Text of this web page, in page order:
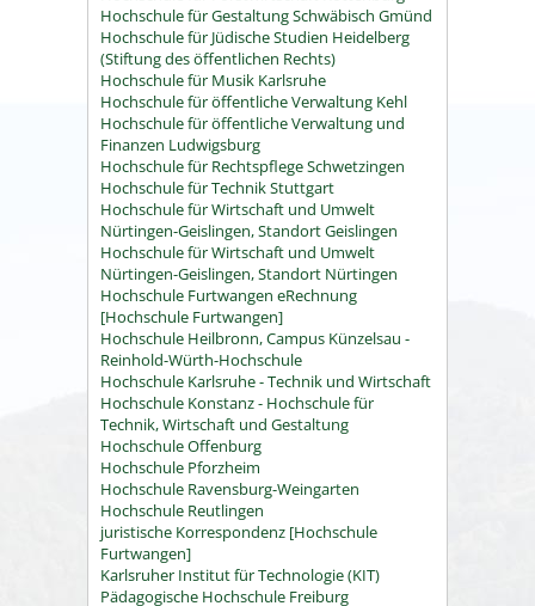
Hochschule für Gestaltung Schwäbisch Gmünd
Hochschule für Jüdische Studien Heidelberg
(Stiftung des öffentlichen Rechts)
Hochschule für Musik Karlsruhe
Hochschule für öffentliche Verwaltung Kehl
Hochschule für öffentliche Verwaltung und
Finanzen Ludwigsburg
Hochschule für Rechtspflege Schwetzingen
Hochschule für Technik Stuttgart
Hochschule für Wirtschaft und Umwelt
Nürtingen-Geislingen, Standort Geislingen
Hochschule für Wirtschaft und Umwelt
Nürtingen-Geislingen, Standort Nürtingen
Hochschule Furtwangen eRechnung
[Hochschule Furtwangen]
Hochschule Heilbronn, Campus Künzelsau -
Reinhold-Würth-Hochschule
Hochschule Karlsruhe - Technik und Wirtschaft
Hochschule Konstanz - Hochschule für
Technik, Wirtschaft und Gestaltung
Hochschule Offenburg
Hochschule Pforzheim
Hochschule Ravensburg-Weingarten
Hochschule Reutlingen
juristische Korrespondenz [Hochschule
Furtwangen]
Karlsruher Institut für Technologie (KIT)
Pädagogische Hochschule Freiburg